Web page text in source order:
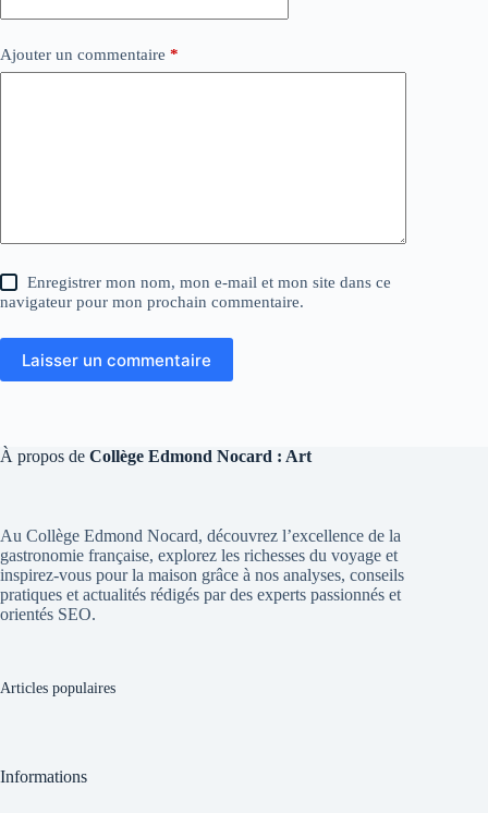
Ajouter un commentaire *
Enregistrer mon nom, mon e-mail et mon site dans ce
navigateur pour mon prochain commentaire.
Laisser un commentaire
À propos de Collège Edmond Nocard : Art
Au Collège Edmond Nocard, découvrez l’excellence de la
gastronomie française, explorez les richesses du voyage et
inspirez-vous pour la maison grâce à nos analyses, conseils
pratiques et actualités rédigés par des experts passionnés et
orientés SEO.
Articles populaires
Informations